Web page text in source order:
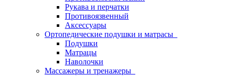
Рукава и перчатки
Противоязвенный
Аксессуары
Ортопедические подушки и матрасы
Подушки
Матрацы
Наволочки
Массажеры и тренажеры